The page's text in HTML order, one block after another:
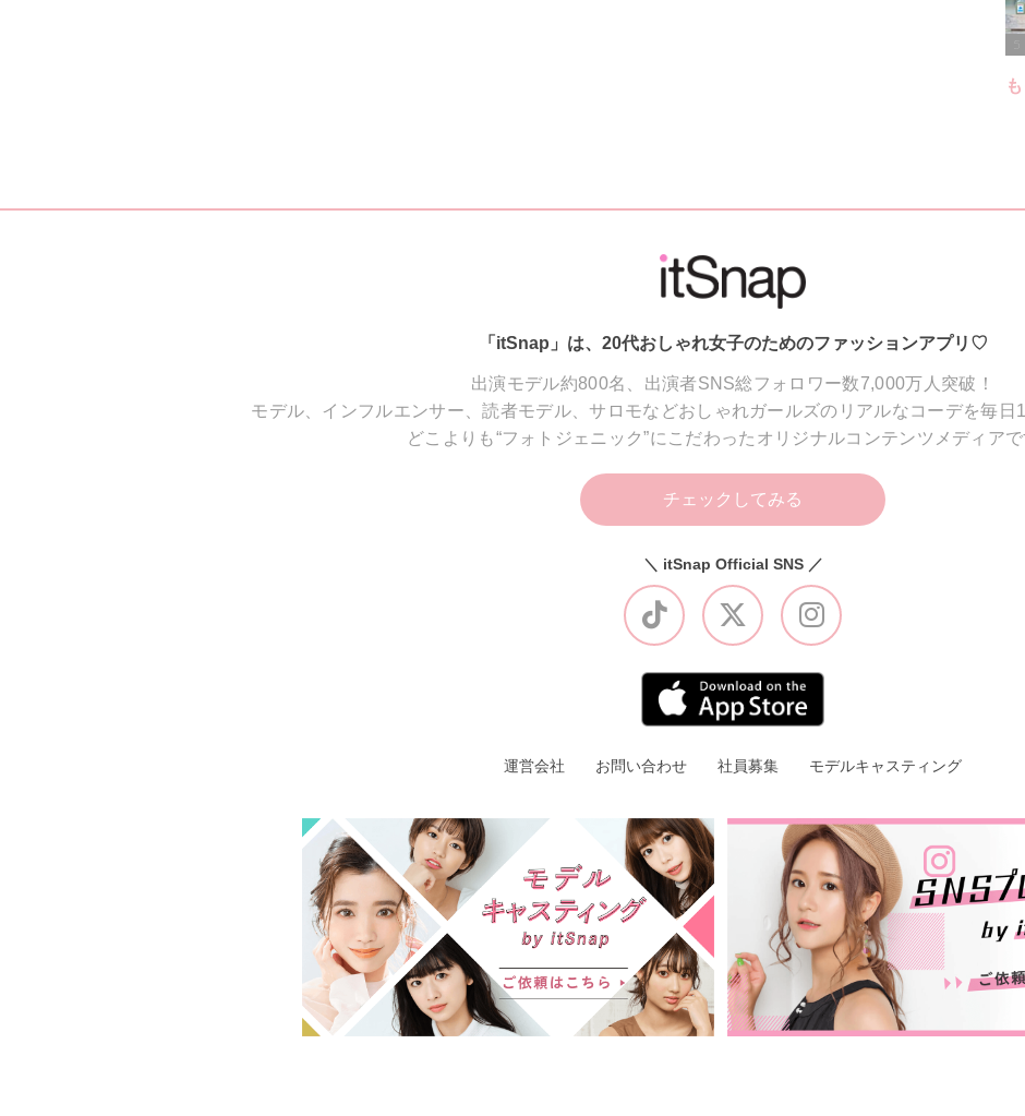
「itSnap」は、20代おしゃれ女子のためのファッションアプリ♡
出演モデル約800名、出演者SNS総フォロワー数7,000万人突破！
モデル、インフルエンサー、読者モデル、サロモなどおしゃれガールズのリアルなコーデを毎日
どこよりも“フォトジェニック”にこだわったオリジナルコンテンツメディアで
チェックしてみる
＼ itSnap Official SNS ／
運営会社 お問い合わせ 社員募集 モデルキャスティング